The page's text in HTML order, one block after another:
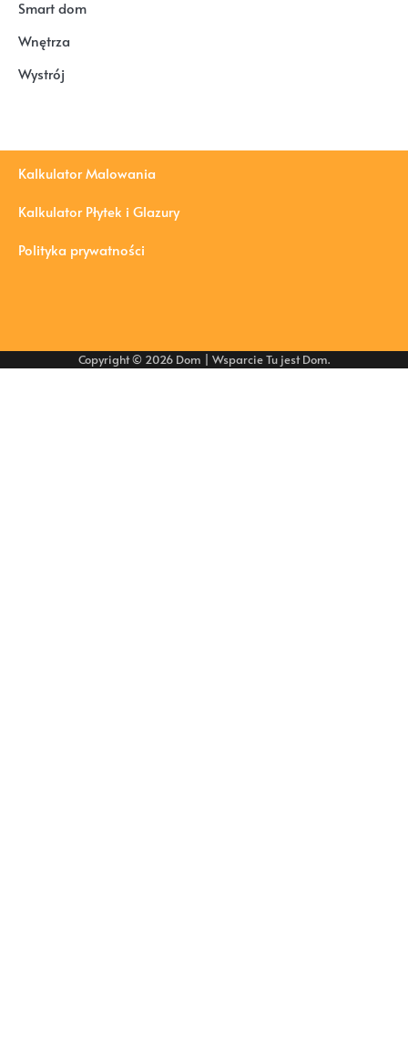
Smart dom
Wnętrza
Wystrój
Kalkulator Malowania
Kalkulator Płytek i Glazury
Polityka prywatności
Copyright © 2026 Dom | WsparcieTu jest Dom.